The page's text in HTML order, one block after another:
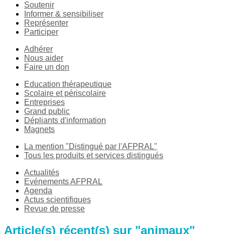
Soutenir
Informer & sensibiliser
Représenter
Participer
Adhérer
Nous aider
Faire un don
Education thérapeutique
Scolaire et périscolaire
Entreprises
Grand public
Dépliants d'information
Magnets
La mention "Distingué par l'AFPRAL"
Tous les produits et services distingués
Actualités
Evénements AFPRAL
Agenda
Actus scientifiques
Revue de presse
Article(s) récent(s) sur "animaux"